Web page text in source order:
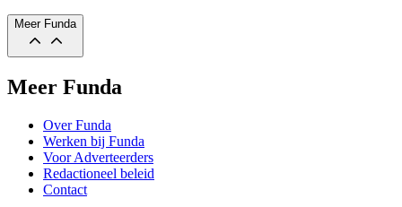
Meer Funda
Meer Funda
Over Funda
Werken bij Funda
Voor Adverteerders
Redactioneel beleid
Contact